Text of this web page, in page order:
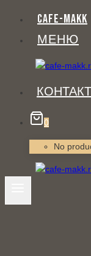
Перейти
содержанию
CAFE-MAKK
МЕНЮ
0
No